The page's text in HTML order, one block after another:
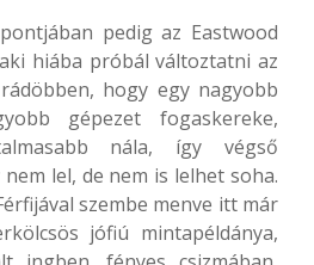
pedig az Eastwood
hiába próbál változtatni az
hogy egy nagyobb
gépezet fogaskereke,
nála, így végső
lel, de nem is lelhet soha.
szembe menve itt már
jófiú mintapéldánya,